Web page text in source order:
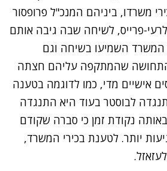
משרדו, ביניהם המנכ"ל פרופסור
פרייס, לשיחה שבה גיבה אותם
המשרד השמיעו בשיחה וגם
שהמתקפה עליהם חצתה
אישיים מדי, כמו לדוגמה בטענה
לבוסטר בעוד היא התנגדה
נקודת זמן כי סברה שקודם
יותר. לטענת בכירי המשרד,